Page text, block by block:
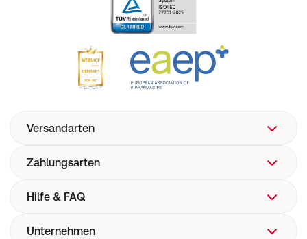
Versandarten
Zahlungsarten
Hilfe & FAQ
FAQ
Unternehmen